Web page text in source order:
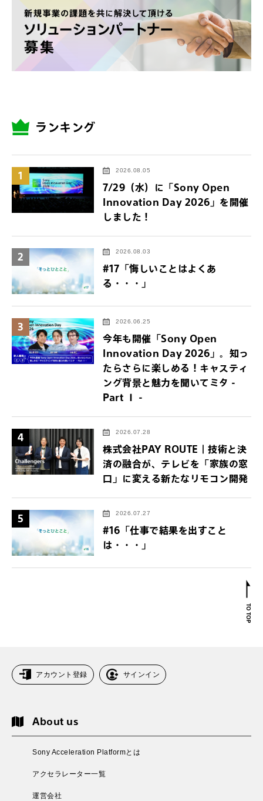
ランキング
1 2026.08.05
7/29（水）に「Sony Open
Innovation Day 2026」を開催
しました！
2 2026.08.03
#17「悔しいことはよくあ
る・・・」
3 2026.06.25
今年も開催「Sony Open
Innovation Day 2026」。知っ
たらさらに楽しめる！キャスティ
ング背景と魅力を聞いてミタ -
Part Ⅰ -
4 2026.07.28
株式会社PAY ROUTE｜技術と決
済の融合が、テレビを「家族の窓
口」に変える新たなリモコン開発
5 2026.07.27
#16「仕事で結果を出すこと
は・・・」
アカウント登録 サインイン
About us
Sony Acceleration Platformとは
アクセラレーター一覧
運営会社